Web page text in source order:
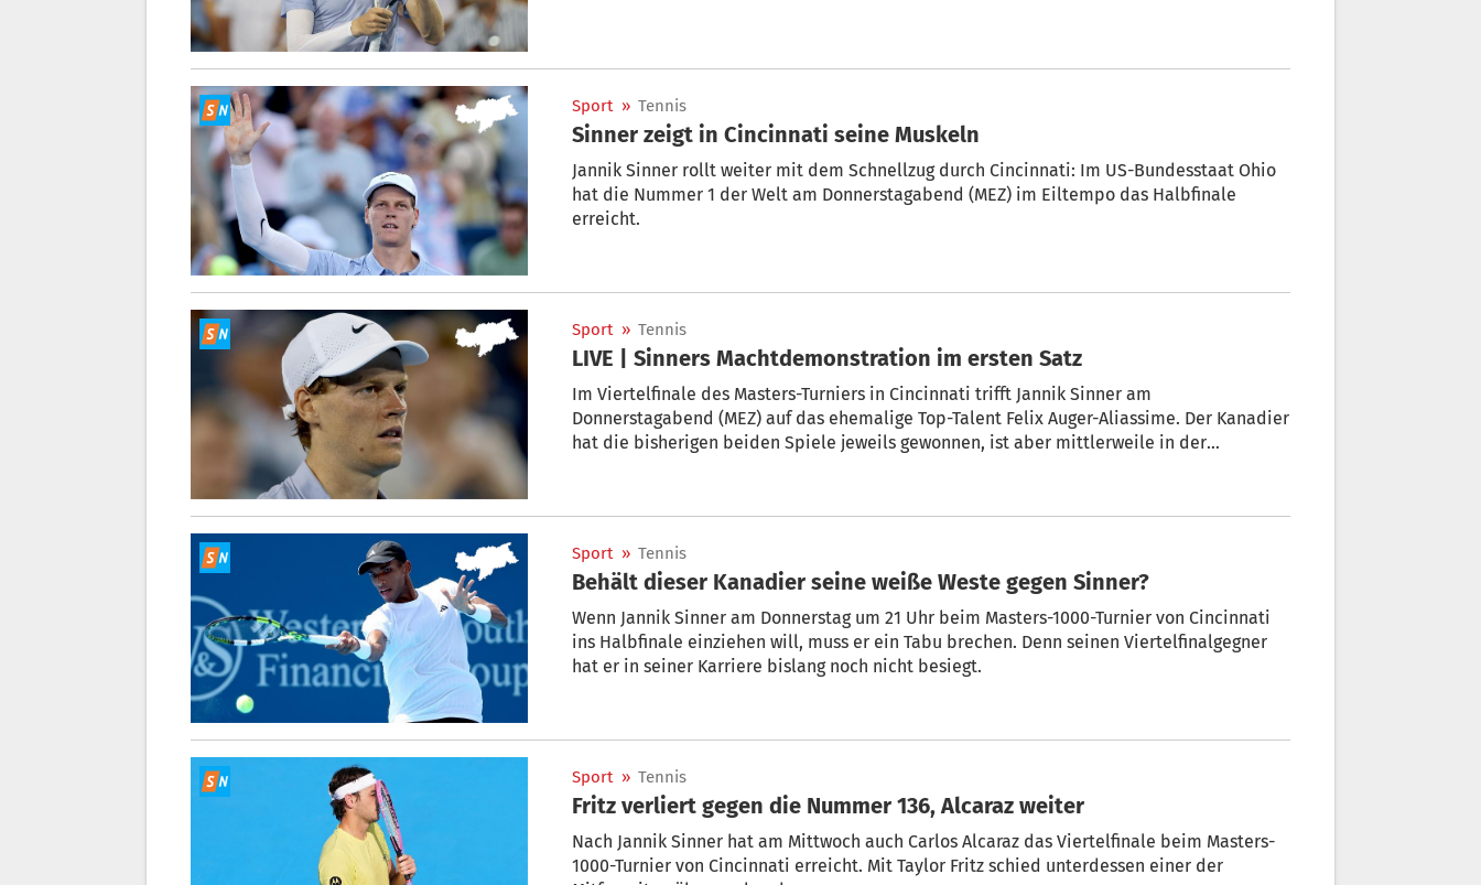
Sport » Tennis
Sinner zeigt in Cincinnati seine Muskeln
Jannik Sinner rollt weiter mit dem Schnellzug durch Cincinnati: Im US-Bundesstaat Ohio
hat die Nummer 1 der Welt am Donnerstagabend (MEZ) im Eiltempo das Halbfinale
erreicht.
Sport » Tennis
LIVE | Sinners Machtdemonstration im ersten Satz
Im Viertelfinale des Masters-Turniers in Cincinnati trifft Jannik Sinner am
Donnerstagabend (MEZ) auf das ehemalige Top-Talent Felix Auger-Aliassime. Der Kanadier
hat die bisherigen beiden Spiele jeweils gewonnen, ist aber mittlerweile in der
Sport » Tennis
Behält dieser Kanadier seine weiße Weste gegen Sinner?
Wenn Jannik Sinner am Donnerstag um 21 Uhr beim Masters-1000-Turnier von Cincinnati
ins Halbfinale einziehen will, muss er ein Tabu brechen. Denn seinen Viertelfinalgegner
hat er in seiner Karriere bislang noch nicht besiegt.
Sport » Tennis
Fritz verliert gegen die Nummer 136, Alcaraz weiter
Nach Jannik Sinner hat am Mittwoch auch Carlos Alcaraz das Viertelfinale beim Masters-
1000-Turnier von Cincinnati erreicht. Mit Taylor Fritz schied unterdessen einer der